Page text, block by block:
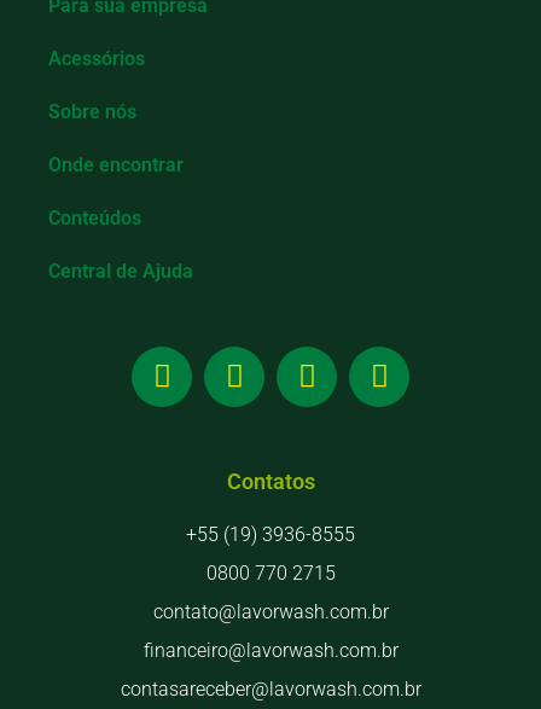
Para sua empresa
Acessórios
Sobre nós
Onde encontrar
Conteúdos
Central de Ajuda
Contatos
+55 (19) 3936-8555
0800 770 2715
contato@lavorwash.com.br
financeiro@lavorwash.com.br
contasareceber@lavorwash.com.br